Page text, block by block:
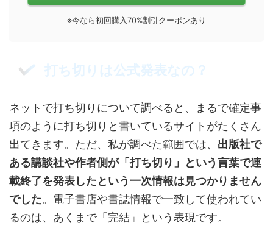
※今なら初回購入70%割引クーポンあり
打ち切りは公式発表なの？
ネットで打ち切りについて調べると、まるで確定事
項のように打ち切りと書いているサイトがたくさん
出てきます。ただ、私が調べた範囲では、 出版社で
ある講談社や作者側が「打ち切り」という言葉で連
載終了を発表したという一次情報は見つかりません
でした。電子書店や書誌情報で一致して使われてい
るのは、あくまで「完結」という表現です。